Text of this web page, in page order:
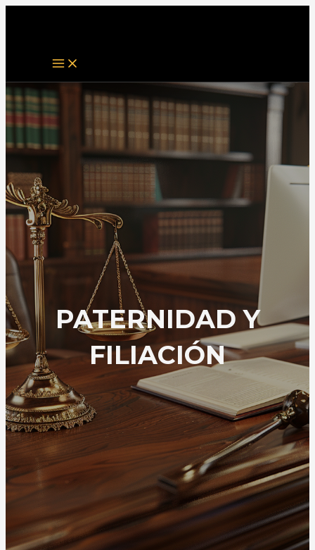
Ir
MAIN
PATERNIDAD Y
FILIACIÓN
Demanda
Guia
Total
2024